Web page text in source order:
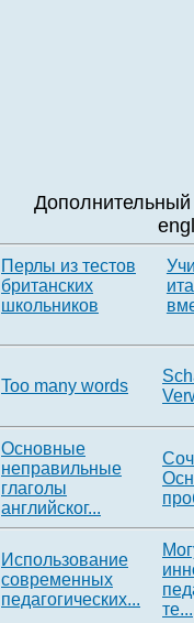
Перлы из тестов
британских
школьников
Too many words
Основные
неправильные
глаголы
английског...
Использование
современных
педагогических...
те...